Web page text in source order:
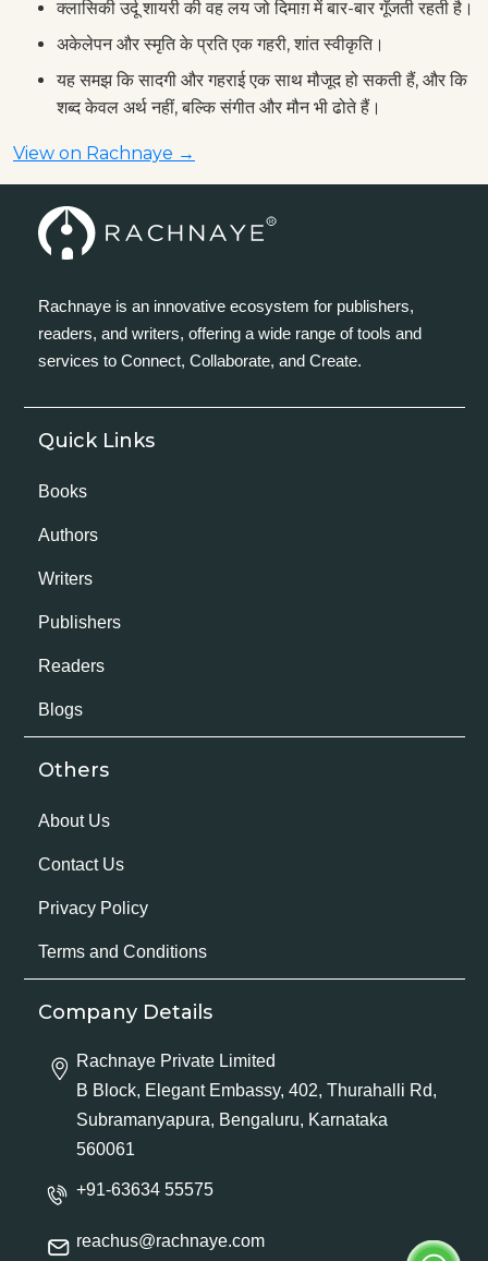
क्लासिकी उर्दू शायरी की वह लय जो दिमाग़ में बार-बार गूँजती रहती है।
अकेलेपन और स्मृति के प्रति एक गहरी, शांत स्वीकृति।
यह समझ कि सादगी और गहराई एक साथ मौजूद हो सकती हैं, और कि
शब्द केवल अर्थ नहीं, बल्कि संगीत और मौन भी ढोते हैं।
View on Rachnaye →
Rachnaye is an innovative ecosystem for publishers,
readers, and writers, offering a wide range of tools and
services to Connect, Collaborate, and Create.
Quick Links
Books
Authors
Writers
Publishers
Readers
Blogs
Others
About Us
Contact Us
Privacy Policy
Terms and Conditions
Company Details
Rachnaye Private Limited
B Block, Elegant Embassy, 402, Thurahalli Rd,
Subramanyapura, Bengaluru, Karnataka
560061
+91-63634 55575
reachus@rachnaye.com